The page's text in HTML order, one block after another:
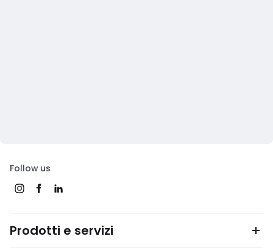
Follow us
Prodotti e servizi